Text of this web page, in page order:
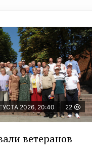
2026, 20:40 22
ветеранов